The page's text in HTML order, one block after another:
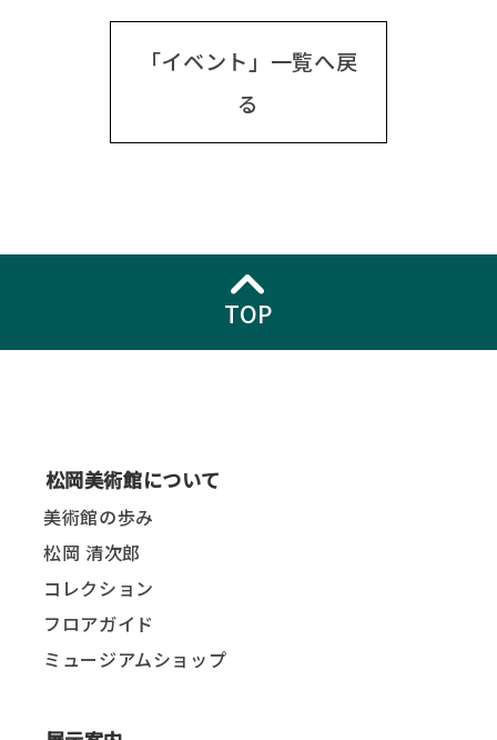
「イベント」一覧へ戻
る
TOP
松岡美術館について
美術館の歩み
松岡 清次郎
コレクション
フロアガイド
ミュージアムショップ